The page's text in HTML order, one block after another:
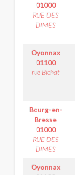
01000
RUE DES
DIMES
Oyonnax
01100
rue Bichat
Bourg-en-
Bresse
01000
RUE DES
DIMES
Oyonnax